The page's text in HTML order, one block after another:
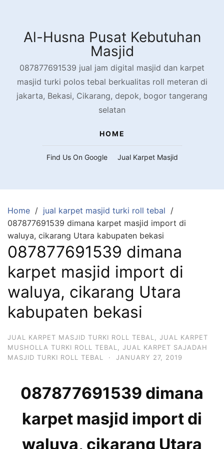
contentAl-Husna Pusat Kebutuhan
Masjid
087877691539 jual jam digital masjid dan karpet
masjid turki polos tebal berkualitas roll meteran di
jakarta, Bekasi, Cikarang, depok, bogor tangerang
selatan
HOME
Find Us On Google Jual Karpet Masjid
Home
jual karpet masjid turki roll tebal
087877691539 dimana karpet masjid import di
waluya, cikarang Utara kabupaten bekasi
087877691539 dimana
karpet masjid import di
waluya, cikarang Utara
kabupaten bekasi
JUAL KARPET MASJID TURKI ROLL TEBAL
JUAL KARPET
MUSHOLLA TURKI ROLL TEBAL
JUAL KARPET SAJADAH
MASJID TURKI ROLL TEBAL
· JANUARY 27, 2019
087877691539 dimana
karpet masjid import di
waluya, cikarang Utara